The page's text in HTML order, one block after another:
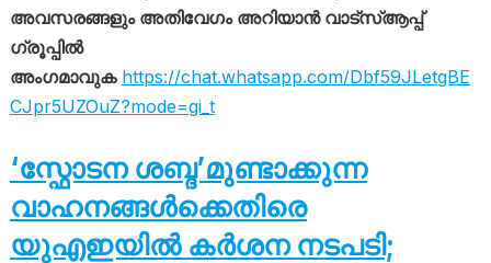
അവസരങ്ങളും അതിവേഗം അറിയാൻ വാട്സ്ആപ്പ്
ഗ്രൂപ്പിൽ
അംഗമാവുക https://chat.whatsapp.com/Dbf59JLetgBE
CJpr5UZOuZ?mode=gi_t
‘സ്ഫോടന ശബ്ദ’മുണ്ടാക്കുന്ന
വാഹനങ്ങൾക്കെതിരെ
യുഎഇയിൽ കർശന നടപടി;